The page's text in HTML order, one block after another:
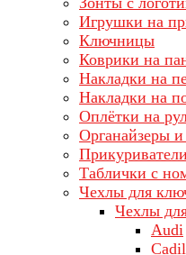
Игрушки на
Ключницы
Коврики на
Накладки на
Накладки на
Оплётки на
Органайзеры
Таблички с
Чехлы для
Чехлы
Audi